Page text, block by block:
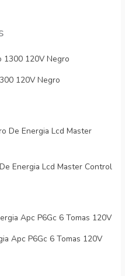
120V Negro
Energia Lcd Master Control
Apc P6Gc 6 Tomas 120V